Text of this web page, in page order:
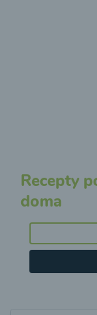
Recepty
doma